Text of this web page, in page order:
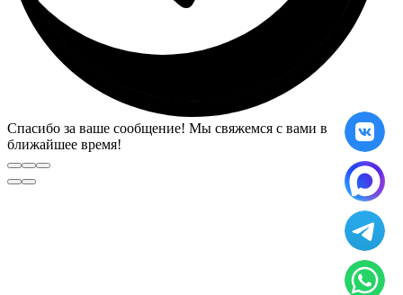
Спасибо за ваше сообщение! Мы свяжемся с вами в
ближайшее время!